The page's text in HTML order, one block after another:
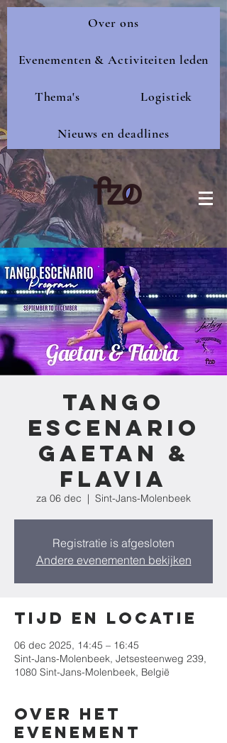
Over ons
Evenementen & Activiteiten leden
Thema's Logistiek
Nieuws en deadlines
Tango
Escenario
Gaetan &
Flavia
za 06 dec
  |
Sint-Jans-Molenbeek
Registratie is afgesloten
Andere evenementen bekijken
Tijd en locatie
06 dec 2025, 14:45 – 16:45
Sint-Jans-Molenbeek, Jetsesteenweg 239,
1080 Sint-Jans-Molenbeek, België
Over het
evenement